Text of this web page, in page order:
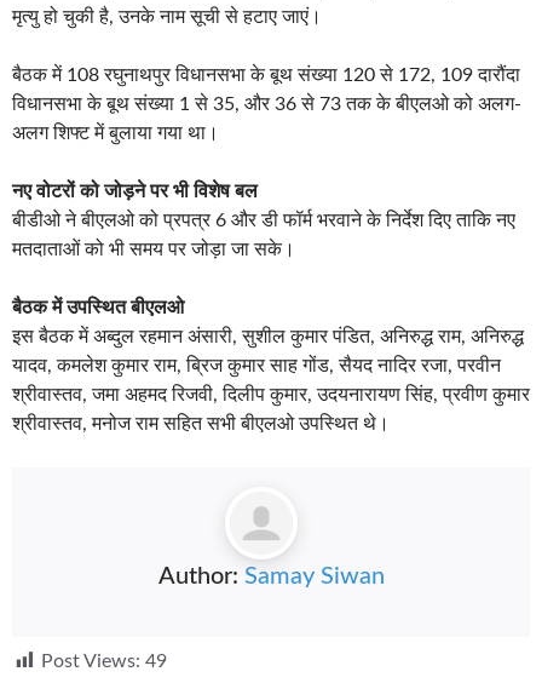
मृत्यु हो चुकी है, उनके नाम सूची से हटाए जाएं।
बैठक में 108 रघुनाथपुर विधानसभा के बूथ संख्या 120 से 172, 109 दारौंदा
विधानसभा के बूथ संख्या 1 से 35, और 36 से 73 तक के बीएलओ को अलग-
अलग शिफ्ट में बुलाया गया था।
नए वोटरों को जोड़ने पर भी विशेष बल
बीडीओ ने बीएलओ को प्रपत्र 6 और डी फॉर्म भरवाने के निर्देश दिए ताकि नए
मतदाताओं को भी समय पर जोड़ा जा सके।
बैठक में उपस्थित बीएलओ
इस बैठक में अब्दुल रहमान अंसारी, सुशील कुमार पंडित, अनिरुद्ध राम, अनिरुद्ध
यादव, कमलेश कुमार राम, ब्रिज कुमार साह गोंड, सैयद नादिर रजा, परवीन
श्रीवास्तव, जमा अहमद रिजवी, दिलीप कुमार, उदयनारायण सिंह, प्रवीण कुमार
श्रीवास्तव, मनोज राम सहित सभी बीएलओ उपस्थित थे।
Author: Samay Siwan
Post Views: 49